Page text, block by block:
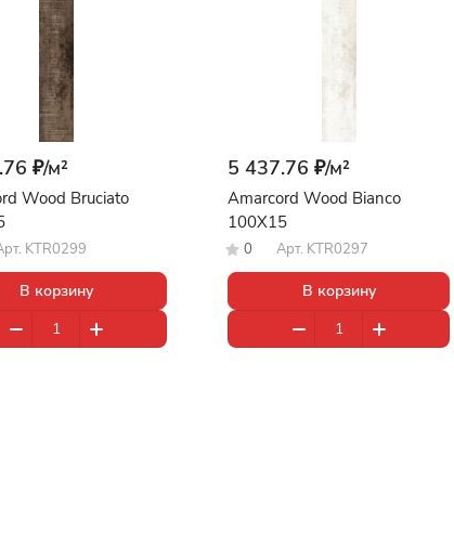
₽/м²
Wood Bruciato
KTR0299
В корзину
5 437.76 ₽/м²
Amarcord Wood Bianco
100X15
0 Арт. KTR0297
В корзину